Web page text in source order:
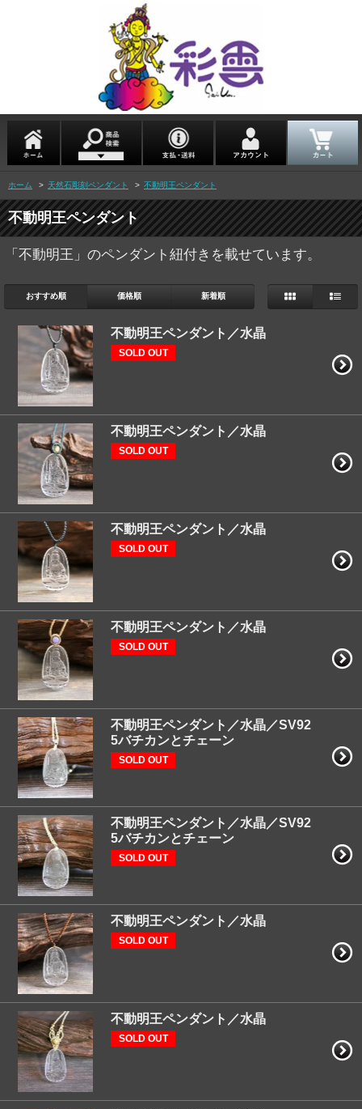
ホーム > 天然石彫刻ペンダント > 不動明王ペンダント
不動明王ペンダント
「不動明王」のペンダント紐付きを載せています。
おすすめ順 価格順 新着順
不動明王ペンダント／水晶
SOLD OUT
不動明王ペンダント／水晶
SOLD OUT
不動明王ペンダント／水晶
SOLD OUT
不動明王ペンダント／水晶
SOLD OUT
不動明王ペンダント／水晶／SV92
5バチカンとチェーン
SOLD OUT
不動明王ペンダント／水晶／SV92
5バチカンとチェーン
SOLD OUT
不動明王ペンダント／水晶
SOLD OUT
不動明王ペンダント／水晶
SOLD OUT